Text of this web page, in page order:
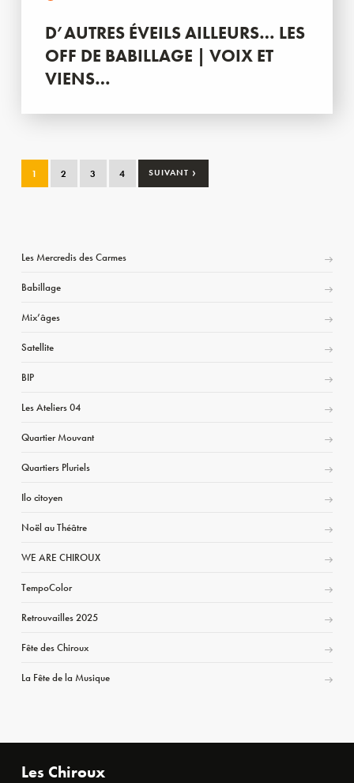
D’AUTRES ÉVEILS AILLEURS… LES
OFF DE BABILLAGE | VOIX ET
VIENS…
1 2 3 4 SUIVANT ›
Les Mercredis des Carmes
Babillage
Mix’âges
Satellite
BIP
Les Ateliers 04
Quartier Mouvant
Quartiers Pluriels
Ilo citoyen
Noël au Théâtre
WE ARE CHIROUX
TempoColor
Retrouvailles 2025
Fête des Chiroux
La Fête de la Musique
Les Chiroux